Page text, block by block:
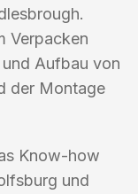
Verpacken
Aufbau von
der Montage
Know-how
und